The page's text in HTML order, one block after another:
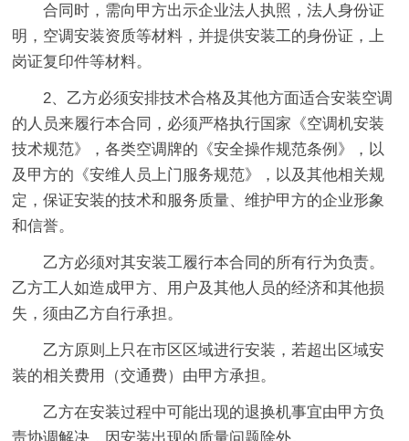
合同时，需向甲方出示企业法人执照，法人身份证
明，空调安装资质等材料，并提供安装工的身份证，上
岗证复印件等材料。
2、乙方必须安排技术合格及其他方面适合安装空调
的人员来履行本合同，必须严格执行国家《空调机安装
技术规范》，各类空调牌的《安全操作规范条例》，以
及甲方的《安维人员上门服务规范》，以及其他相关规
定，保证安装的技术和服务质量、维护甲方的企业形象
和信誉。
乙方必须对其安装工履行本合同的所有行为负责。
乙方工人如造成甲方、用户及其他人员的经济和其他损
失，须由乙方自行承担。
乙方原则上只在市区区域进行安装，若超出区域安
装的相关费用（交通费）由甲方承担。
乙方在安装过程中可能出现的退换机事宜由甲方负